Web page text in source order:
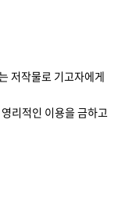
저작물로 기고자에게
리적인 이용을 금하고